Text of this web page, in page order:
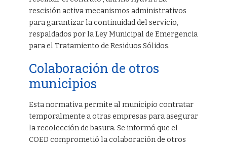
rescisión activa mecanismos administrativos
para garantizar la continuidad del servicio,
respaldados por la Ley Municipal de Emergencia
para el Tratamiento de Residuos Sólidos.
Colaboración de otros
municipios
Esta normativa permite al municipio contratar
temporalmente a otras empresas para asegurar
la recolección de basura. Se informó que el
COED comprometió la colaboración de otros